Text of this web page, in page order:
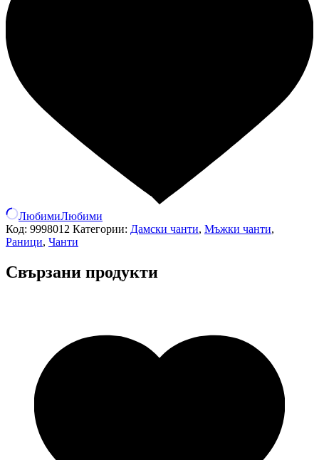
ЛюбимиЛюбими
Код: 9998012 Категории: Дамски чанти, Мъжки чанти,
Раници, Чанти
Свързани продукти